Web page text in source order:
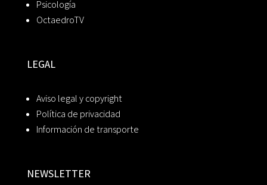
Psicología
OctaedroTV
LEGAL
Aviso legal y copyright
Política de privacidad
Información de transporte
NEWSLETTER